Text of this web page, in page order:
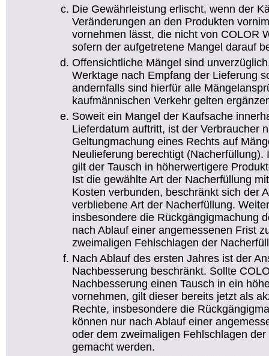
Die Gewährleistung erlischt, wenn der
Veränderungen an den Produkten
vornehmen lässt, die nicht von COLOR
sofern der aufgetretene Mangel darauf
Offensichtliche Mängel sind
Werktage nach Empfang der Lieferung
andernfalls sind hierfür alle
kaufmännischen Verkehr gelten
Soweit ein Mangel der Kaufsache
Lieferdatum auftritt, ist der Verbraucher
Geltungmachung eines Rechts auf
Neulieferung berechtigt
gilt der Tausch in höherwertigere
Ist die gewählte Art der Nacherfüllung
Kosten verbunden, beschränkt sich der
verbliebene Art der Nacherfüllung.
insbesondere die Rückgängigmachung
nach Ablauf einer angemessenen Frist
zweimaligen Fehlschlagen der
Nach Ablauf des ersten Jahres ist der
Nachbesserung beschränkt. Sollte
Nachbesserung einen Tausch in ein
vornehmen, gilt dieser bereits jetzt als
Rechte, insbesondere die
können nur nach Ablauf einer
oder dem zweimaligen Fehlschlagen
gemacht werden.